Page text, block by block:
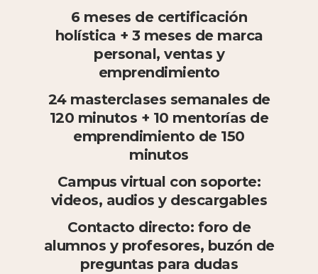
6 meses de certificación
holística + 3 meses de marca
personal, ventas y
emprendimiento
24 masterclases semanales de
120 minutos + 10 mentorías de
emprendimiento de 150
minutos
Campus virtual con soporte:
videos, audios y descargables
Contacto directo: foro de
alumnos y profesores, buzón de
preguntas para dudas